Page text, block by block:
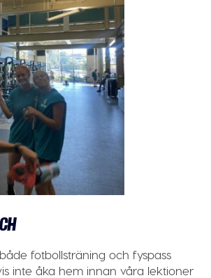
fotbollsträning och fyspass
inte åka hem innan våra lektioner